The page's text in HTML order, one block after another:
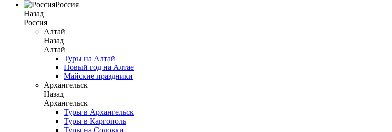
Россия
Назад
Россия
Алтай
Назад
Алтай
Туры на Алтай
Новый год на Алтае
Майские праздники
Архангельск
Назад
Архангельск
Туры в Архангельск
Туры в Каргополь
Туры на Соловки